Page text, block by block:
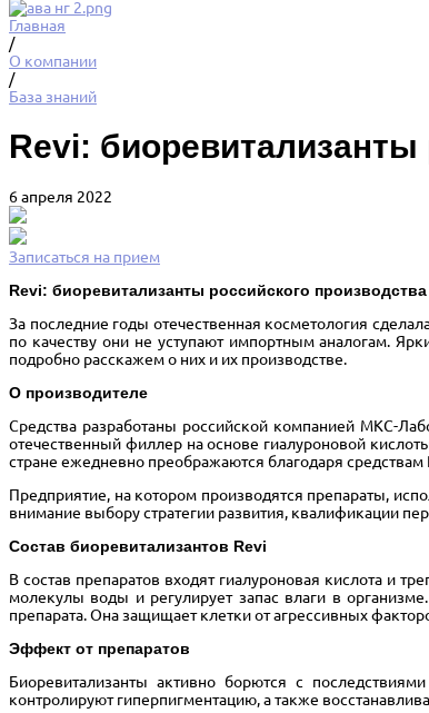
Главная
/
О компании
/
База знаний
Revi: биоревитализанты
6 апреля 2022
Записаться на прием
Revi: биоревитализанты российского производства
За последние годы отечественная косметология
по качеству они не уступают импортным аналогам.
подробно расскажем о них и их производстве.
О производителе
Средства разработаны российской компанией МКС-
отечественный филлер на основе гиалуроновой
стране ежедневно преображаются благодаря средствам
Предприятие, на котором производятся препараты,
внимание выбору стратегии развития, квалификации
Состав биоревитализантов Revi
В состав препаратов входят гиалуроновая кислота и
молекулы воды и регулирует запас влаги в
препарата. Она защищает клетки от агрессивных
Эффект от препаратов
Биоревитализанты активно борются с
контролируют гиперпигментацию, а также